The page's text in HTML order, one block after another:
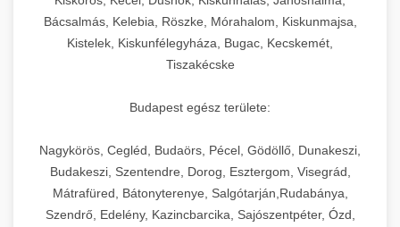
Bácsalmás, Kelebia, Röszke, Mórahalom, Kiskunmajsa,
Kistelek, Kiskunfélegyháza, Bugac, Kecskemét,
Tiszakécske
Budapest egész területe:
Nagykörös, Cegléd, Budaörs, Pécel, Gödöllő, Dunakeszi,
Budakeszi, Szentendre, Dorog, Esztergom, Visegrád,
Mátrafüred, Bátonyterenye, Salgótarján,Rudabánya,
Szendrő, Edelény, Kazincbarcika, Sajószentpéter, Ózd,